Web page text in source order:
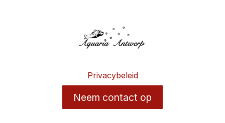
Privacybeleid
Neem contact op